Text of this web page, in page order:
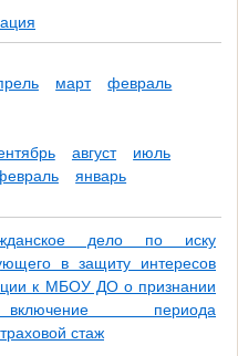
март
февраль
август
июль
январь
дело по иску
в защиту интересов
к МБОУ ДО о признании
периода
стаж